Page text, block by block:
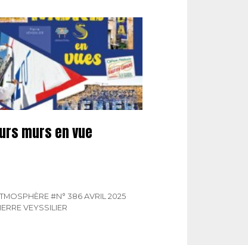
murs en vue
#N° 386 AVRIL 2025
VEYSSILIER